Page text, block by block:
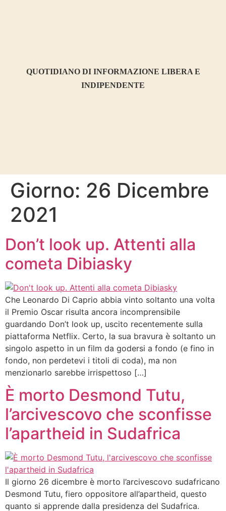
QUOTIDIANO DI INFORMAZIONE LIBERA E
INDIPENDENTE
Giorno: 26 Dicembre
2021
Don’t look up. Attenti alla
cometa Dibiasky
Che Leonardo Di Caprio abbia vinto soltanto una volta
il Premio Oscar risulta ancora incomprensibile
guardando Don’t look up, uscito recentemente sulla
piattaforma Netflix. Certo, la sua bravura è soltanto un
singolo aspetto in un film da godersi a fondo (e fino in
fondo, non perdetevi i titoli di coda), ma non
menzionarlo sarebbe irrispettoso […]
È morto Desmond Tutu,
l’arcivescovo che sconfisse
l’apartheid in Sudafrica
Il giorno 26 dicembre è morto l’arcivescovo sudafricano
Desmond Tutu, fiero oppositore all’apartheid, questo
quanto si apprende dalla presidenza del Sudafrica.